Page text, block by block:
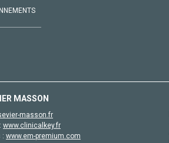
MASSON
masson.fr
www.clinicalkey.fr
: www.em-premium.com